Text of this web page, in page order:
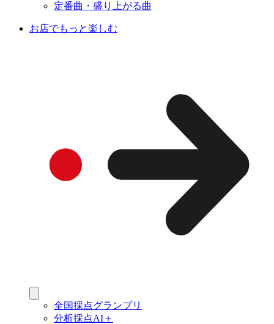
定番曲・盛り上がる曲
お店でもっと楽しむ
全国採点グランプリ
分析採点AI＋